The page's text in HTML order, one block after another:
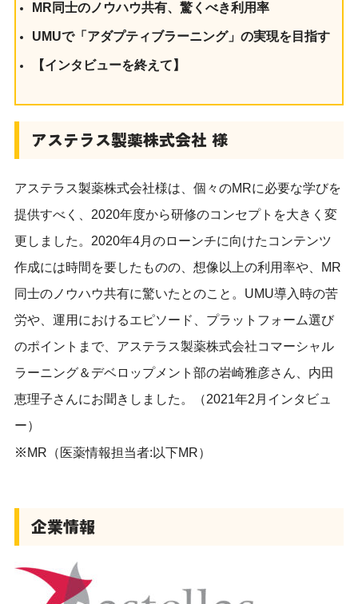
MR同士のノウハウ共有、驚くべき利用率
UMUで「アダプティブラーニング」の実現を目指す
【インタビューを終えて】
アステラス製薬株式会社 様
アステラス製薬株式会社様は、個々のMRに必要な学びを
提供すべく、2020年度から研修のコンセプトを大きく変
更しました。2020年4月のローンチに向けたコンテンツ
作成には時間を要したものの、想像以上の利用率や、MR
同士のノウハウ共有に驚いたとのこと。UMU導入時の苦
労や、運用におけるエピソード、プラットフォーム選び
のポイントまで、アステラス製薬株式会社コマーシャル
ラーニング＆デベロップメント部の岩崎雅彦さん、内田
恵理子さんにお聞きしました。（2021年2月インタビュ
ー）
※ MR（医薬情報担当者:以下MR）
企業情報